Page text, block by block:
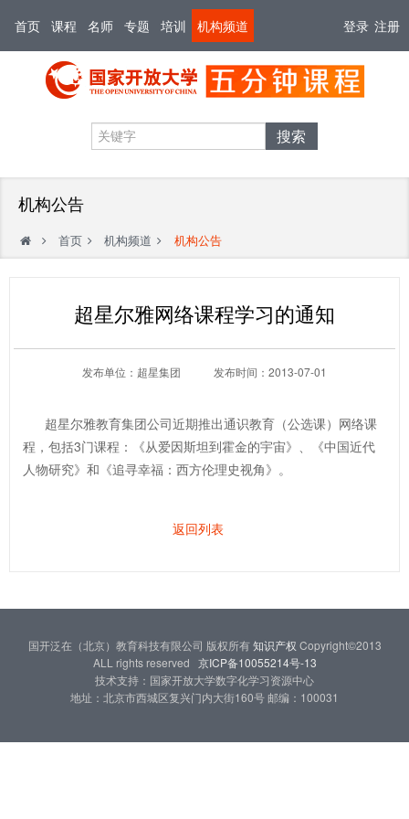
登录 注册
首页 课程 名师 专题 培训 机构频道
搜索
机构公告
首页 机构频道 机构公告
超星尔雅网络课程学习的通知
发布单位：超星集团 发布时间：2013-07-01
超星尔雅教育集团公司近期推出通识教育（公选课）网络课
程，包括3门课程：《从爱因斯坦到霍金的宇宙》、《中国近代
人物研究》和《追寻幸福：西方伦理史视角》。
返回列表
国开泛在（北京）教育科技有限公司 版权所有知识产权 Copyright©2013
ALL rights reserved 京ICP备10055214号-13
技术支持：国家开放大学数字化学习资源中心
地址：北京市西城区复兴门内大街160号 邮编：100031